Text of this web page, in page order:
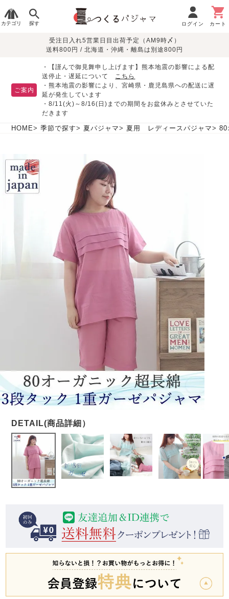
カテゴリ 探す ログイン カート
レディースパジャマ
夏
メンズパジャマ
春 夏 秋
ガールズパジャマ
春 夏 冬
生地で
さがす
ガーゼ
サッカー/ちぢみ 楊
ニット/ストレッチ 起毛/フランネル
柄物
売れ筋ランキング
すべての生地一覧はこちら
目的別で
さがす
敏感肌用
パジャマ
入院・介護
胸が目立たない
マタニティ
パジャマ
ペアで
そろえたい
体型別におすすめパジ
年齢別におすすめパジ
ルームウェア
カタログギフト
売れ筋ランキング
- Item Ranking -
- New Arrival -
目的別でさがす一覧はこちら
デザインで
さがす
ィース
パジャマ
前開き
作務衣 胸がすけない
羽織・バスロ
ーブ
すべてのメン
ズ
パジャマ
長袖 半袖
前開き かぶり スリーパー
作務衣
ーブ
上着単品
ズボン単品
夏パジャマ特集 つくるパジャマとは
お支払い・送料・配送
について
返品・交換について
お買い物ガイド 安心の日本製
受注日入れ5営業日目出荷予定（AM9時〆）
送料800円 / 北海道・沖縄・離島は別途800円
ご案内
・【謹んで御見舞申し上げます】熊本地震の影響による配
送停止・遅延について こちら
・熊本地震の影響により、宮崎県・鹿児島県への配送に遅
延が発生しています
・8/11(火)～8/16(日)までの期間をお盆休みとさせていた
だきます
HOME 季節で探す 夏パジャマ 夏用 レディースパジャマ 80